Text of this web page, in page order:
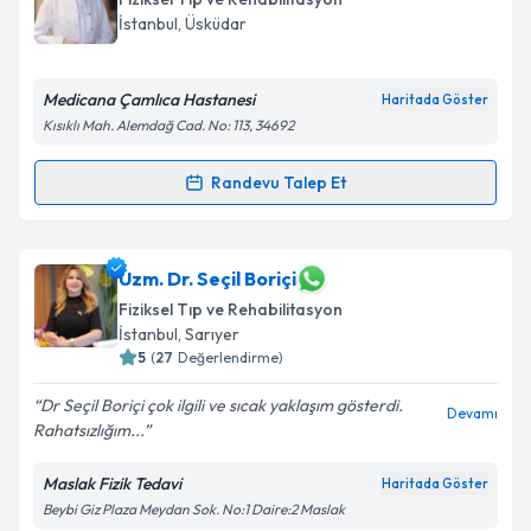
için bir takvim hazırlandığında e-posta ile
bilgilendireceğiz.
Kişisel verilerimin işlenmesine ilişkinAydınlatma
kapsamda işlenmesini kabul ediyorum.
Takvim Talebini Gönder
İstanbul, Üsküdar
Medicana Çamlıca Hastanesi Haritada Göster
Kısıklı Mah. Alemdağ Cad. No: 113, 34692
Randevu Talep Et
Randevu Takvimi Talebi
Doç. Dr. Emel Atariçin randevu takvimi talebi
oluşturun. Size bu uzmandan randevu almanız için bir
takvim hazırlandığında e-posta ile bilgilendireceğiz.
E-posta Adresiniz
Kişisel verilerimin işlenmesine ilişkin
Aydınlatma
Metni'ni okudum ve kişisel verilerimin belirtilen
Uzm. Dr. Seçil Boriçi
Fiziksel Tıp ve Rehabilitasyon
İstanbul, Sarıyer
5 (27 Değerlendirme)
Dr Seçil Boriçi çok ilgili ve sıcak yaklaşım gösterdi.
Rahatsızlığım...
Devamı
Maslak Fizik Tedavi Haritada Göster
Beybi Giz Plaza Meydan Sok. No:1 Daire:2 Maslak